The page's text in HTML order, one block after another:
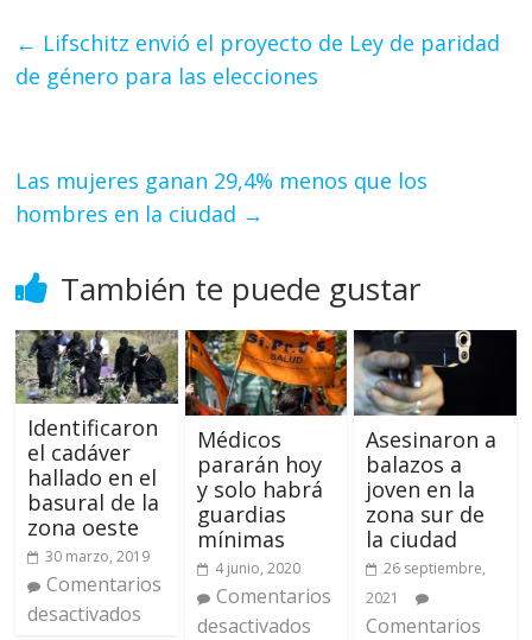
← Lifschitz envió el proyecto de Ley de paridad
de género para las elecciones
Las mujeres ganan 29,4% menos que los
hombres en la ciudad →
También te puede gustar
Identificaron
el cadáver
hallado en el
basural de la
zona oeste
30 marzo, 2019
Comentarios
desactivados
Médicos
pararán hoy
y solo habrá
guardias
mínimas
4 junio, 2020
Comentarios
desactivados
Asesinaron a
balazos a
joven en la
zona sur de
la ciudad
26 septiembre,
2021
Comentarios